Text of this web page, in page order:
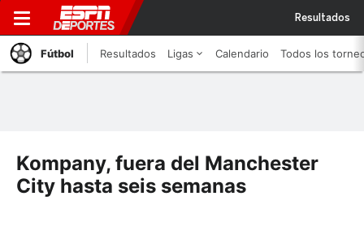
Resultados
Fútbol Resultados Ligas Calendario Todos los
Kompany, fuera del Manchester
City hasta seis semanas